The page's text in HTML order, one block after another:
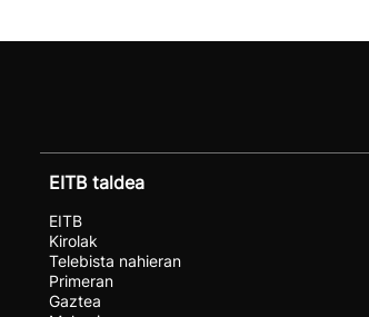
EITB taldea
EITB
Kirolak
Telebista nahieran
Primeran
Gaztea